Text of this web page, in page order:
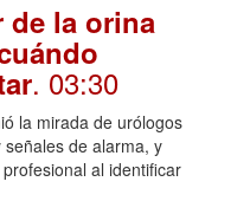
de la orina
. 03:30
la mirada de urólogos
de alarma, y
al identificar